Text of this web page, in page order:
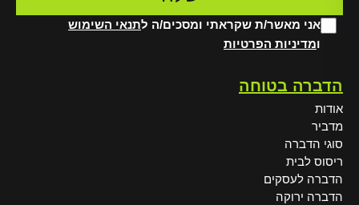
אני מאשר/ת שקראתי ומסכים/ה לתנאי השימוש
ומדיניות הפרטיות
הדברה בטוחה
אודות
מדביר
סוגי הדברה
ריסוס לבית
הדברה לעסקים
הדברה ירוקה